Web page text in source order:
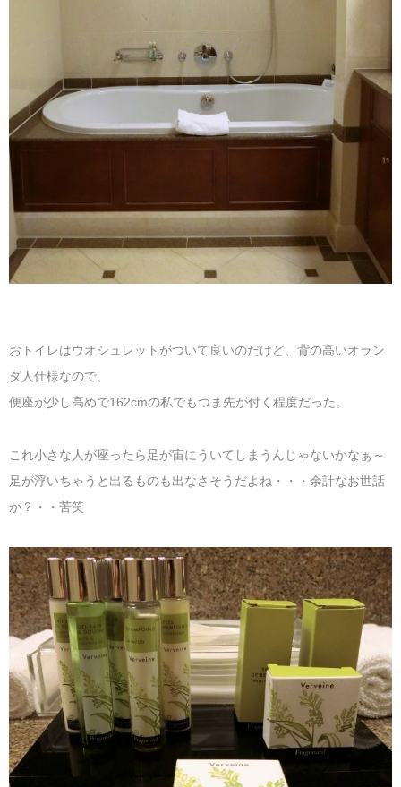
おトイレはウオシュレットがついて良いのだけど、背の高いオラン
ダ人仕様なので、
便座が少し高めで162cmの私でもつま先が付く程度だった。
これ小さな人が座ったら足が宙にういてしまうんじゃないかなぁ～
足が浮いちゃうと出るものも出なさそうだよね・・・余計なお世話
か？・・苦笑